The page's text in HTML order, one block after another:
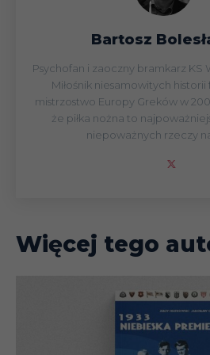
Bartosz
Psychofan i zaoczny bramkarz KS
Miłośnik niesamowitych
mistrzostwo Europy Greków w
że piłka nożna to
niepoważnych rzeczy
Więcej tego